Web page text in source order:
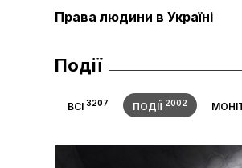
Права людини в Україні
Події
ВСІ3207 ПОДІЇ2002